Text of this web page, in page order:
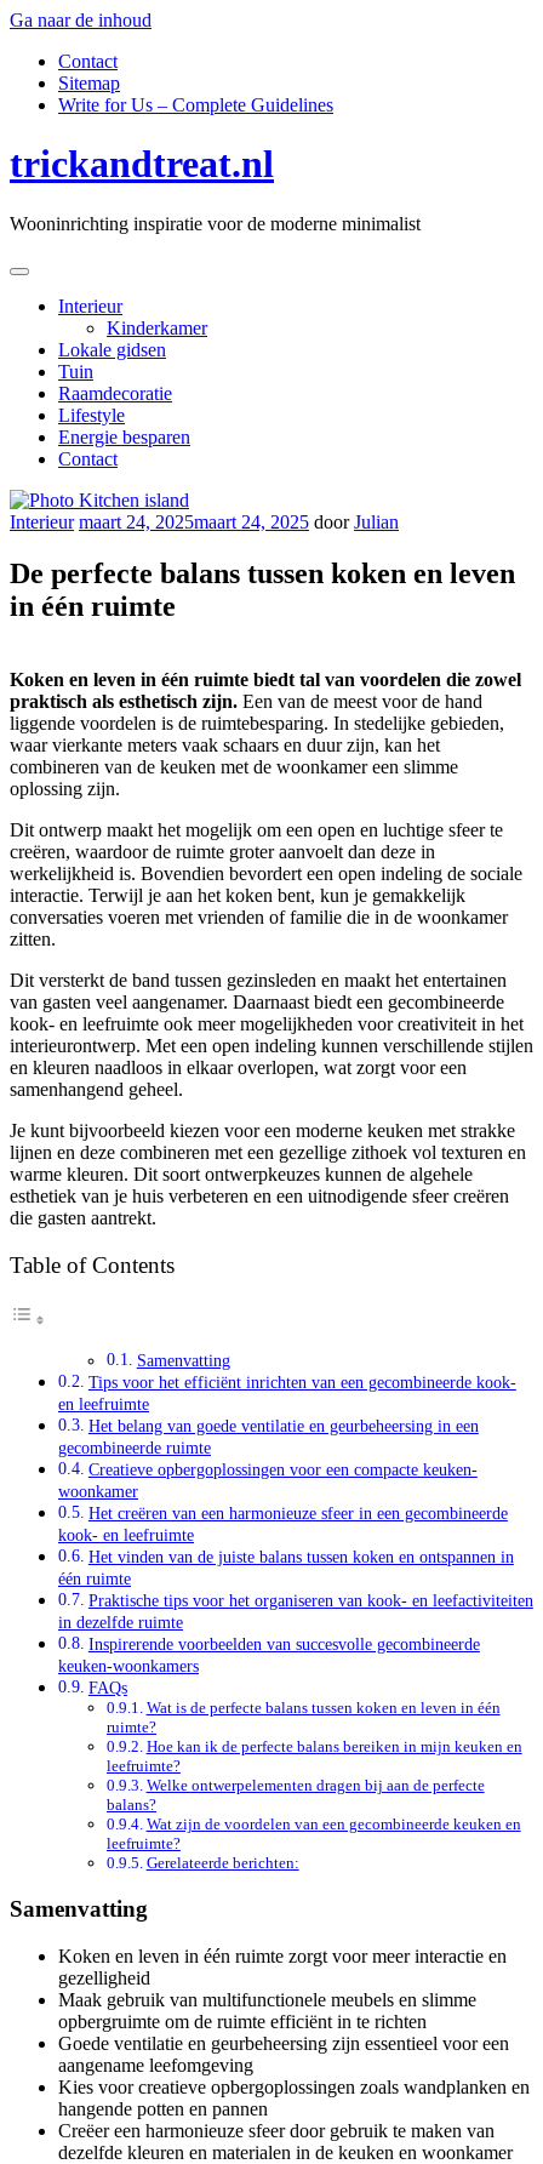
Ga naar de inhoud
Contact
Sitemap
Write for Us – Complete Guidelines
trickandtreat.nl
Wooninrichting inspiratie voor de moderne minimalist
Interieur
Kinderkamer
Lokale gidsen
Tuin
Raamdecoratie
Lifestyle
Energie besparen
Contact
Interieur maart 24, 2025maart 24, 2025 doorJulian
De perfecte balans tussen koken en leven
in één ruimte
Koken en leven in één ruimte biedt tal van voordelen die zowel
praktisch als esthetisch zijn. Een van de meest voor de hand
liggende voordelen is de ruimtebesparing. In stedelijke gebieden,
waar vierkante meters vaak schaars en duur zijn, kan het
combineren van de keuken met de woonkamer een slimme
oplossing zijn.
Dit ontwerp maakt het mogelijk om een open en luchtige sfeer te
creëren, waardoor de ruimte groter aanvoelt dan deze in
werkelijkheid is. Bovendien bevordert een open indeling de sociale
interactie. Terwijl je aan het koken bent, kun je gemakkelijk
conversaties voeren met vrienden of familie die in de woonkamer
zitten.
Dit versterkt de band tussen gezinsleden en maakt het entertainen
van gasten veel aangenamer. Daarnaast biedt een gecombineerde
kook- en leefruimte ook meer mogelijkheden voor creativiteit in het
interieurontwerp. Met een open indeling kunnen verschillende stijlen
en kleuren naadloos in elkaar overlopen, wat zorgt voor een
samenhangend geheel.
Je kunt bijvoorbeeld kiezen voor een moderne keuken met strakke
lijnen en deze combineren met een gezellige zithoek vol texturen en
warme kleuren. Dit soort ontwerpkeuzes kunnen de algehele
esthetiek van je huis verbeteren en een uitnodigende sfeer creëren
die gasten aantrekt.
Table of Contents
Samenvatting
Tips voor het efficiënt inrichten van een gecombineerde kook-
en leefruimte
Het belang van goede ventilatie en geurbeheersing in een
gecombineerde ruimte
Creatieve opbergoplossingen voor een compacte keuken-
woonkamer
Het creëren van een harmonieuze sfeer in een gecombineerde
kook- en leefruimte
Het vinden van de juiste balans tussen koken en ontspannen in
één ruimte
Praktische tips voor het organiseren van kook- en leefactiviteiten
in dezelfde ruimte
Inspirerende voorbeelden van succesvolle gecombineerde
keuken-woonkamers
FAQs
Wat is de perfecte balans tussen koken en leven in één
ruimte?
Hoe kan ik de perfecte balans bereiken in mijn keuken en
leefruimte?
Welke ontwerpelementen dragen bij aan de perfecte
balans?
Wat zijn de voordelen van een gecombineerde keuken en
leefruimte?
Gerelateerde berichten:
Samenvatting
Koken en leven in één ruimte zorgt voor meer interactie en
gezelligheid
Maak gebruik van multifunctionele meubels en slimme
opbergruimte om de ruimte efficiënt in te richten
Goede ventilatie en geurbeheersing zijn essentieel voor een
aangename leefomgeving
Kies voor creatieve opbergoplossingen zoals wandplanken en
hangende potten en pannen
Creëer een harmonieuze sfeer door gebruik te maken van
dezelfde kleuren en materialen in de keuken en woonkamer